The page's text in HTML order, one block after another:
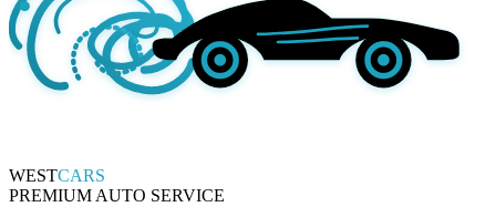
WESTCARS
PREMIUM AUTO SERVICE